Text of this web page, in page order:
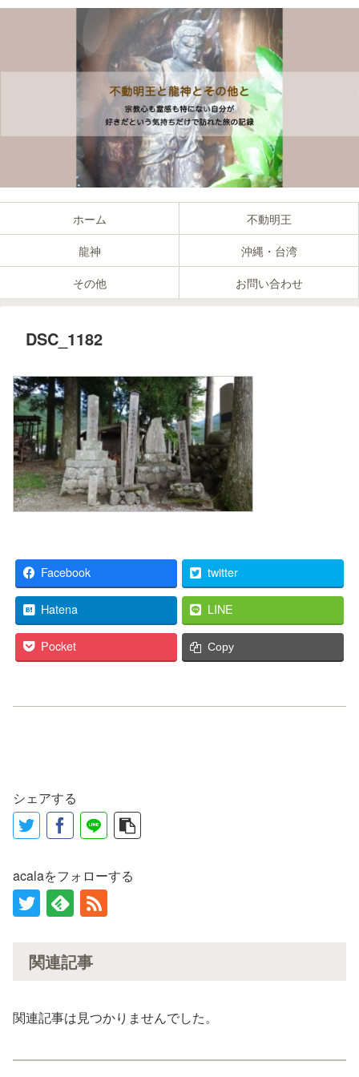
ホーム
不動明王
龍神
沖縄・台湾
その他
お問い合わせ
DSC_1182
Facebook twitter
Hatena LINE
Pocket Copy
シェアする
acalaをフォローする
関連記事
関連記事は見つかりませんでした。